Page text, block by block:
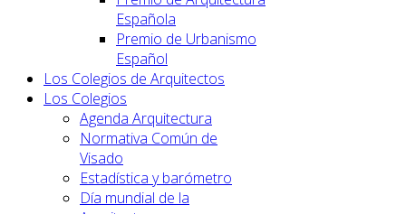
Española
Premio de Urbanismo
Español
Los Colegios de Arquitectos
Los Colegios
Agenda Arquitectura
Normativa Común de
Visado
Estadística y barómetro
Día mundial de la